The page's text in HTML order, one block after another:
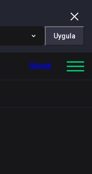
Uygula
Almak